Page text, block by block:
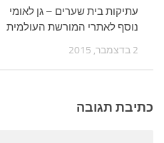
עתיקות בית שערים – גן לאומי
נוסף לאתרי המורשת העולמית
2 בדצמבר, 2015
כתיבת תגובה